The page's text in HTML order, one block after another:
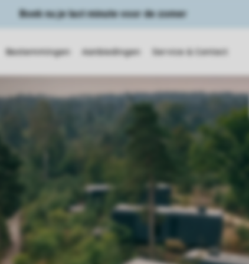
Boek nu je last minute voor de zomer
Bestemmingen Aanbiedingen Service & Contact